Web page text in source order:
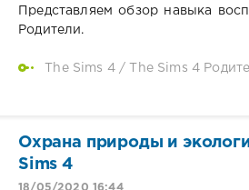
Представляем обзор навыка
Родители.
The Sims 4/ The Sims 4
Охрана природы и
Sims 4
18/05/2020 16:44